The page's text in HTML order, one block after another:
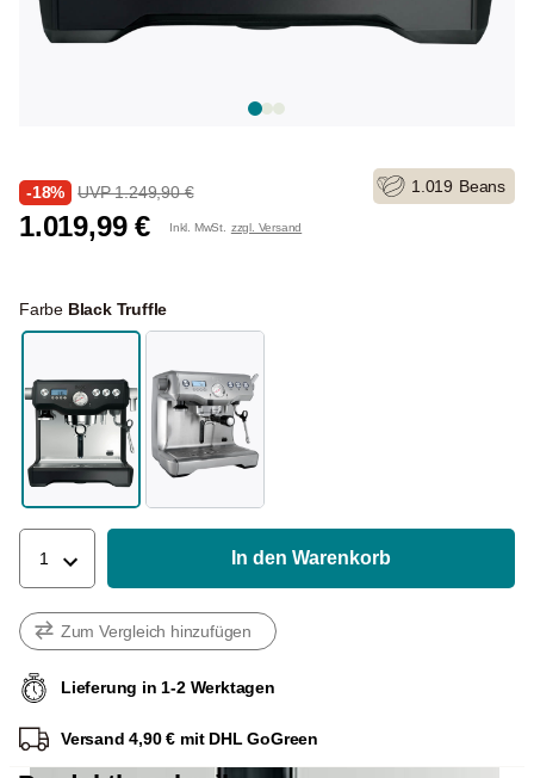
-18% UVP 1.249,90 €
1.019,99 € Inkl. MwSt. zzgl. Versand
1.019 Beans
Farbe Black Truffle
1 In den Warenkorb
Zum Vergleich hinzufügen
Lieferung in 1-2 Werktagen
Versand 4,90 € mit DHL GoGreen